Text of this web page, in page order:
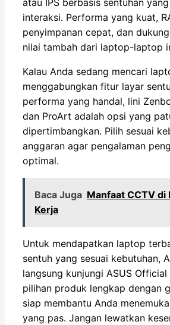
atau IPS berbasis sentuhan
interaksi. Performa yang kuat,
penyimpanan cepat, dan
nilai tambah dari laptop-laptop
Kalau Anda sedang mencari
menggabungkan fitur layar
performa yang handal, lini
dan ProArt adalah opsi yang
dipertimbangkan. Pilih sesuai
anggaran agar pengalaman
optimal.
Baca Juga Manfaat CCTV di
Kerja
Untuk mendapatkan laptop
sentuh yang sesuai kebutuhan,
langsung kunjungi ASUS Official
pilihan produk lengkap dengan
siap membantu Anda
yang pas. Jangan lewatkan